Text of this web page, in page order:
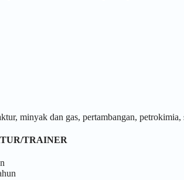
minyak dan gas, pertambangan, petrokimia,
TRAINER